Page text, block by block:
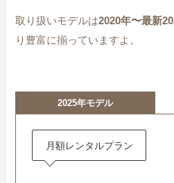
取り扱いモデルは2020年〜最新
り豊富に揃っていますよ。
2025年モデル
月額レンタルプラン